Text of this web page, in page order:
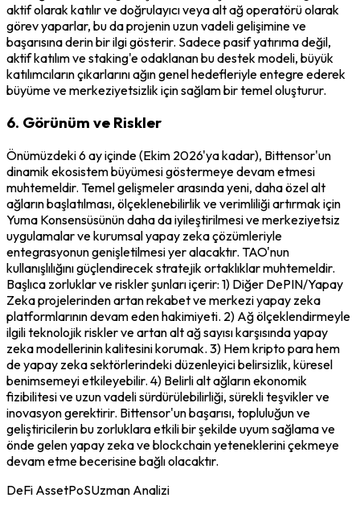
aktif olarak katılır ve doğrulayıcı veya alt ağ operatörü olarak
görev yaparlar, bu da projenin uzun vadeli gelişimine ve
başarısına derin bir ilgi gösterir. Sadece pasif yatırıma değil,
aktif katılım ve staking'e odaklanan bu destek modeli, büyük
katılımcıların çıkarlarını ağın genel hedefleriyle entegre ederek
büyüme ve merkeziyetsizlik için sağlam bir temel oluşturur.
6. Görünüm ve Riskler
Önümüzdeki 6 ay içinde (Ekim 2026'ya kadar), Bittensor'un
dinamik ekosistem büyümesi göstermeye devam etmesi
muhtemeldir. Temel gelişmeler arasında yeni, daha özel alt
ağların başlatılması, ölçeklenebilirlik ve verimliliği artırmak için
Yuma Konsensüsünün daha da iyileştirilmesi ve merkeziyetsiz
uygulamalar ve kurumsal yapay zeka çözümleriyle
entegrasyonun genişletilmesi yer alacaktır. TAO'nun
kullanışlılığını güçlendirecek stratejik ortaklıklar muhtemeldir.
Başlıca zorluklar ve riskler şunları içerir: 1) Diğer DePIN/Yapay
Zeka projelerinden artan rekabet ve merkezi yapay zeka
platformlarının devam eden hakimiyeti. 2) Ağ ölçeklendirmeyle
ilgili teknolojik riskler ve artan alt ağ sayısı karşısında yapay
zeka modellerinin kalitesini korumak. 3) Hem kripto para hem
de yapay zeka sektörlerindeki düzenleyici belirsizlik, küresel
benimsemeyi etkileyebilir. 4) Belirli alt ağların ekonomik
fizibilitesi ve uzun vadeli sürdürülebilirliği, sürekli teşvikler ve
inovasyon gerektirir. Bittensor'un başarısı, topluluğun ve
geliştiricilerin bu zorluklara etkili bir şekilde uyum sağlama ve
önde gelen yapay zeka ve blockchain yeteneklerini çekmeye
devam etme becerisine bağlı olacaktır.
DeFi AssetPoSUzman Analizi